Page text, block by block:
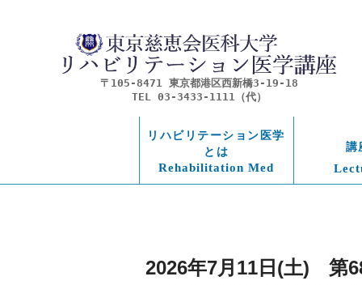
〒105-8471 東京都港区西新橋3-19-18
TEL 03-3433-1111（代）
リハビリテーション医学
とは
Rehabilitation Med
講
2026年7月11日(土)　第